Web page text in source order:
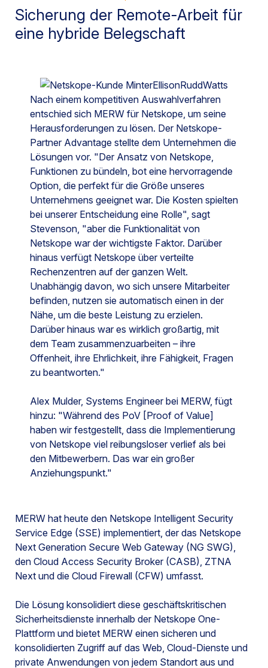
Sicherung der Remote-Arbeit für
eine hybride Belegschaft
Nach einem kompetitiven Auswahlverfahren
entschied sich MERW für Netskope, um seine
Herausforderungen zu lösen. Der Netskope-
Partner Advantage stellte dem Unternehmen die
Lösungen vor. "Der Ansatz von Netskope,
Funktionen zu bündeln, bot eine hervorragende
Option, die perfekt für die Größe unseres
Unternehmens geeignet war. Die Kosten spielten
bei unserer Entscheidung eine Rolle", sagt
Stevenson, "aber die Funktionalität von
Netskope war der wichtigste Faktor. Darüber
hinaus verfügt Netskope über verteilte
Rechenzentren auf der ganzen Welt.
Unabhängig davon, wo sich unsere Mitarbeiter
befinden, nutzen sie automatisch einen in der
Nähe, um die beste Leistung zu erzielen.
Darüber hinaus war es wirklich großartig, mit
dem Team zusammenzuarbeiten – ihre
Offenheit, ihre Ehrlichkeit, ihre Fähigkeit, Fragen
zu beantworten."
Alex Mulder, Systems Engineer bei MERW, fügt
hinzu: "Während des PoV [Proof of Value]
haben wir festgestellt, dass die Implementierung
von Netskope viel reibungsloser verlief als bei
den Mitbewerbern. Das war ein großer
Anziehungspunkt."
MERW hat heute den Netskope Intelligent Security
Service Edge (SSE) implementiert, der das Netskope
Next Generation Secure Web Gateway (NG SWG),
den Cloud Access Security Broker (CASB), ZTNA
Next und die Cloud Firewall (CFW) umfasst.
Die Lösung konsolidiert diese geschäftskritischen
Sicherheitsdienste innerhalb der Netskope One-
Plattform und bietet MERW einen sicheren und
konsolidierten Zugriff auf das Web, Cloud-Dienste und
private Anwendungen von jedem Standort aus und